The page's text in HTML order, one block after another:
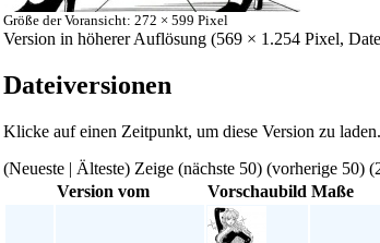
Größe der Voransicht: 272 × 599 Pixel
Version in höherer Auflösung (569 × 1.254 Pixel,
Dateiversionen
Klicke auf einen Zeitpunkt, um diese Version zu laden.
(Neueste | Älteste) Zeige (nächste 50) (vorherige 50) (
Version vom
Vorschaubild Maße